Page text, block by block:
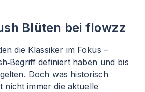
Blüten bei flowzz
die Klassiker im Fokus –
definiert haben und bis
Doch was historisch
nicht immer die aktuelle